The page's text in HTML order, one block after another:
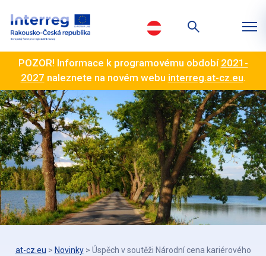
POZOR! Informace k programovému období 2021-
2027 naleznete na novém webu interreg.at-cz.eu.
at-cz.eu > Novinky > Úspěch v soutěži Národní cena kariérového